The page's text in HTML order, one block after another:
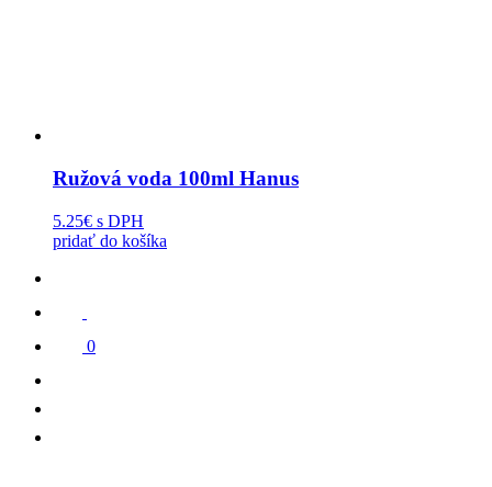
Ružová voda 100ml Hanus
5.25€ s DPH
pridať do košíka
0